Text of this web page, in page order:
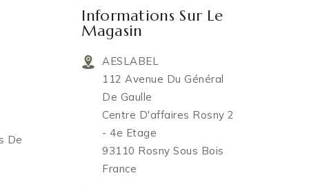
De
Informations Sur Le
Magasin
AESLABEL
112 Avenue Du Général
De Gaulle
Centre D'affaires Rosny 2
- 4e Etage
93110 Rosny Sous Bois
France